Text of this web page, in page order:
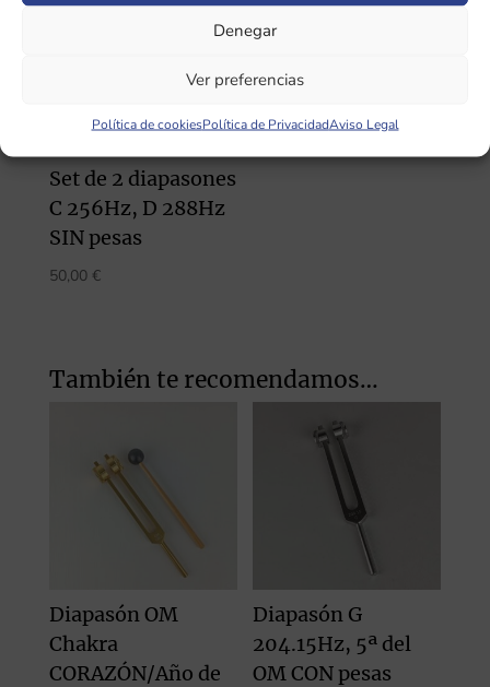
Denegar
Ver preferencias
Política de cookiesPolítica de PrivacidadAviso Legal
Set de 2 diapasones
C 256Hz, D 288Hz
SIN pesas
50,00 €
También te recomendamos…
Diapasón OM
Chakra
CORAZÓN/Año de
Diapasón G
204.15Hz, 5ª del
OM CON pesas